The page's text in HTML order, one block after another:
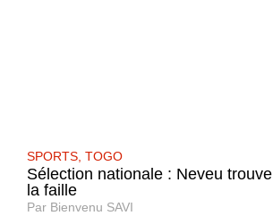
SPORTS TOGO
Sélection nationale : Neveu trouve
la faille
Par Bienvenu SAVI